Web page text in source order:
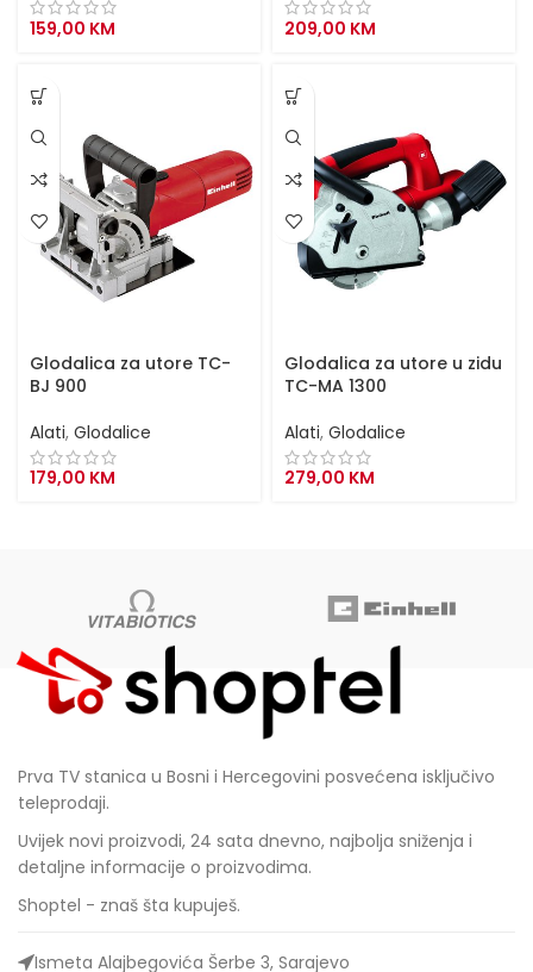
159,00 KM
209,00 KM
Glodalica za utore TC-
BJ 900
Alati, Glodalice
179,00 KM
Glodalica za utore u zidu
TC-MA 1300
Alati, Glodalice
279,00 KM
Prva TV stanica u Bosni i Hercegovini posvećena isključivo
teleprodaji.
Uvijek novi proizvodi, 24 sata dnevno, najbolja sniženja i
detaljne informacije o proizvodima.
Shoptel - znaš šta kupuješ.
Ismeta Alajbegovića Šerbe 3, Sarajevo